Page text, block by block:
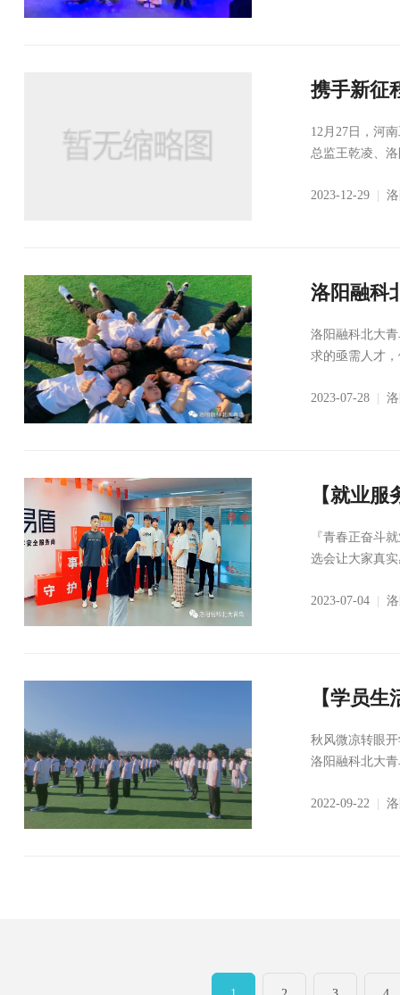
携手新征
举办
12月27日，河
总监王乾凌、
2023-12-29
洛阳融科
洛阳融科北大
求的亟需人才
2023-07-28
【就业
『青春正奋斗
选会让大家真
2023-07-04
【学员
开始！
秋风微凉转眼
洛阳融科北大
2022-09-22